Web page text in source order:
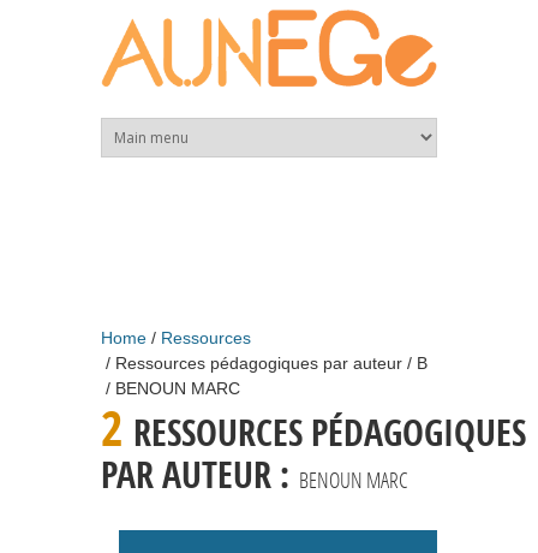
Home
Ressources
Ressources pédagogiques par auteur
B
BENOUN MARC
2 RESSOURCES PÉDAGOGIQUES
PAR AUTEUR : BENOUN MARC